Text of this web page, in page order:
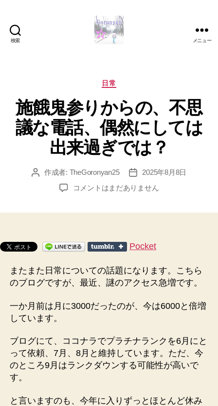
検索
マ
ン
ド
～
音
楽
と
常
の
メニュー
カ
ゴ
リ
ー
日常
施餓鬼参りからの、不思
議な電話、偶然にしては
出来過ぎでは？
投 作成者: TheGoronyan25
投
稿
日
2025年8月8日
施
か
ら
不
思
な
偶
に
し
出
コメントはまだありません
Pocket
またまた日常についての話題になります。こちら
のブログですが、最近、謎のアクセス急増です。
一か月前は月に3000だったのが、今は6000と倍増
しています。
ブログにて、ココナラでプラチナランクを6月にと
って依頼、7月、8月と維持しています。ただ、今
のところ9月はランクダウンする可能性が高いで
す。
と言いますのも、今年に入りずっとほとんど休み